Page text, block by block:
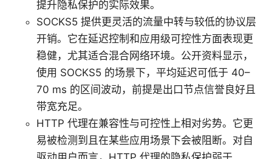
提升隐私保护的实际效果。
SOCKS5 提供更灵活的流量中转与较低的协议层
开销。它在延迟控制和应用级可控性方面表现更
稳健，尤其适合混合网络环境。公开资料显示，
使用 SOCKS5 的场景下，平均延迟可低于 40–
70 ms 的区间波动，前提是出口节点信誉良好且
带宽充足。
HTTP 代理在兼容性与可控性上相对劣势。它更
易被检测到且在某些应用场景下会被阻断。对自